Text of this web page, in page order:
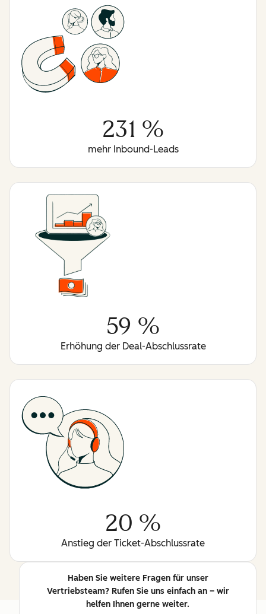
231 %
mehr Inbound-Leads
59 %
Erhöhung der Deal-Abschlussrate
20 %
Anstieg der Ticket-Abschlussrate
Haben Sie weitere Fragen für unser
Vertriebsteam? Rufen Sie uns einfach an – wir
helfen Ihnen gerne weiter.